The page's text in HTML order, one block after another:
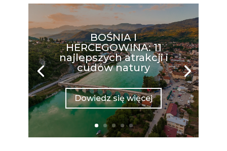
BOŚNIA I
HERCEGOWINA: 11
najlepszych atrakcji i
cudów natury
Dowiedz się więcej